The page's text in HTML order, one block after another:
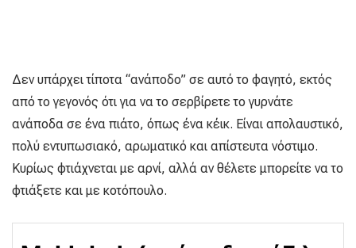
Δεν υπάρχει τίποτα “ανάποδο” σε αυτό το φαγητό, εκτός
από το γεγονός ότι για να το σερβίρετε το γυρνάτε
ανάποδα σε ένα πιάτο, όπως ένα κέικ. Είναι απολαυστικό,
πολύ εντυπωσιακό, αρωματικό και απίστευτα νόστιμο.
Κυρίως φτιάχνεται με αρνί, αλλά αν θέλετε μπορείτε να το
φτιάξετε και με κοτόπουλο.